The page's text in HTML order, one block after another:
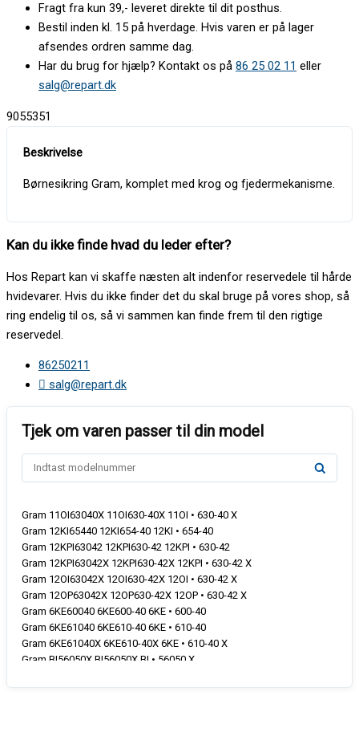
Fragt fra kun 39,- leveret direkte til dit posthus.
Bestil inden kl. 15 på hverdage. Hvis varen er på lager
afsendes ordren samme dag.
Har du brug for hjælp? Kontakt os på 86 25 02 11 eller
salg@repart.dk
9055351
Børnesikring Gram, komplet med krog og fjedermekanisme.
Kan du ikke finde hvad du leder efter?
Hos Repart kan vi skaffe næsten alt indenfor reservedele til hårde
hvidevarer. Hvis du ikke finder det du skal bruge på vores shop, så
ring endelig til os, så vi sammen kan finde frem til den rigtige
reservedel.
86250211
salg@repart.dk
Gram 11OI63040X 11OI630-40X 11OI • 630-40 X
Gram 12KI65440 12KI654-40 12KI • 654-40
Gram 12KPI63042 12KPI630-42 12KPI • 630-42
Gram 12KPI63042X 12KPI630-42X 12KPI • 630-42 X
Gram 12OI63042X 12OI630-42X 12OI • 630-42 X
Gram 12OP63042X 12OP630-42X 12OP • 630-42 X
Gram 6KE60040 6KE600-40 6KE • 600-40
Gram 6KE61040 6KE610-40 6KE • 610-40
Gram 6KE61040X 6KE610-40X 6KE • 610-40 X
Gram BI56050X BI56050X BI • 56050 X
Gram BIH106350X BIH106350X BIH • 106350 X